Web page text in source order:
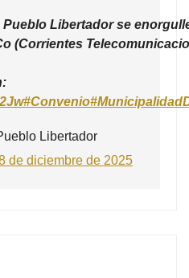
Libertador se
(Corrientes
#Convenio
Libertador
de diciembre de 2025